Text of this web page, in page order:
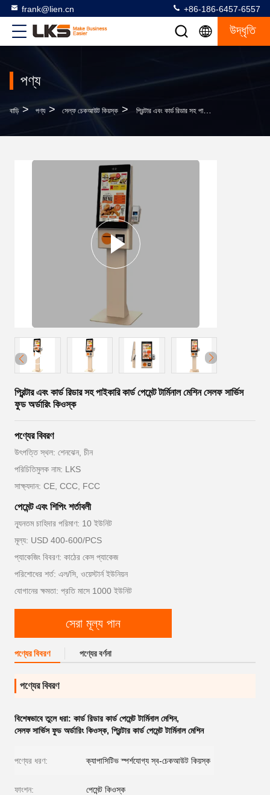
frank@lien.cn +86-186-6457-6557
উদ্ধৃতি
পণ্য
বাড়ি > পণ্য > সেল্ফ চেকআউট কিয়স্ক > প্রিন্টার এবং কার্ড রিডার সহ পাইকারি কার্ড পেমেন্ট টার্মিনাল মেশিন সেলফ সার্ভিস ফুড অর্ডারিং কিওস্ক
প্রিন্টার এবং কার্ড রিডার সহ পাইকারি কার্ড পেমেন্ট টার্মিনাল মেশিন সেলফ সার্ভিস
ফুড অর্ডারিং কিওস্ক
পণ্যের বিবরণ
উৎপত্তি স্থল: শেনঝেন, চীন
পরিচিতিমুলক নাম: LKS
সাক্ষ্যদান: CE, CCC, FCC
পেমেন্ট এবং শিপিং শর্তাবলী
ন্যূনতম চাহিদার পরিমাণ: 10 ইউনিট
মূল্য: USD 400-600/PCS
প্যাকেজিং বিবরণ: কাঠের কেস প্যাকেজ
পরিশোধের শর্ত: এল/সি, ওয়েস্টার্ন ইউনিয়ন
যোগানের ক্ষমতা: প্রতি মাসে 1000 ইউনিট
সেরা মূল্য পান
পণ্যের বিবরণ পণ্যের বর্ণনা
পণ্যের বিবরণ
বিশেষভাবে তুলে ধরা: কার্ড রিডার কার্ড পেমেন্ট টার্মিনাল মেশিন,
সেলফ সার্ভিস ফুড অর্ডারিং কিওস্ক, প্রিন্টার কার্ড পেমেন্ট টার্মিনাল মেশিন
পণ্যের ধরণ: ক্যাপাসিটিভ স্পর্শযোগ্য স্ব-চেকআউট কিয়স্ক
ফাংশন: পেমেন্ট কিওস্ক